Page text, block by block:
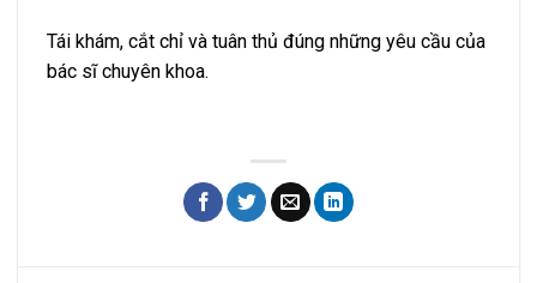
Tái khám, cắt chỉ và tuân thủ đúng những yêu cầu của
bác sĩ chuyên khoa.